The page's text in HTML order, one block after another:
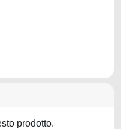
prodotto.